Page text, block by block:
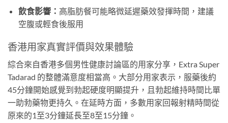
飲食影響： 高脂肪餐可能略微延遲藥效發揮時間，建議
空腹或輕食後服用
香港用家真實評價與效果體驗
綜合來自香港多個男性健康討論區的用家分享，Extra Super
Tadarad 的整體滿意度相當高。大部分用家表示，服藥後約
45分鐘開始感覺到勃起硬度明顯提升，且勃起維持時間比單
一助勃藥物更持久。在延時方面，多數用家回報射精時間從
原來的1至3分鐘延長至8至15分鐘。